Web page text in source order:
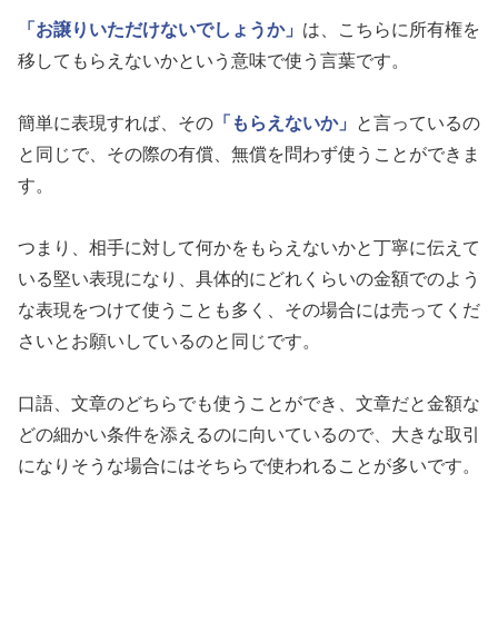
「お譲りいただけないでしょうか」 は、こちらに所有権を
移してもらえないかという意味で使う言葉です。
簡単に表現すれば、その 「もらえないか」
と言っているの
と同じで、その際の有償、無償を問わず使うことができま
す。
つまり、相手に対して何かをもらえないかと丁寧に伝えて
いる堅い表現になり、具体的にどれくらいの金額でのよう
な表現をつけて使うことも多く、その場合には売ってくだ
さいとお願いしているのと同じです。
口語、文章のどちらでも使うことができ、文章だと金額な
どの細かい条件を添えるのに向いているので、大きな取引
になりそうな場合にはそちらで使われることが多いです。